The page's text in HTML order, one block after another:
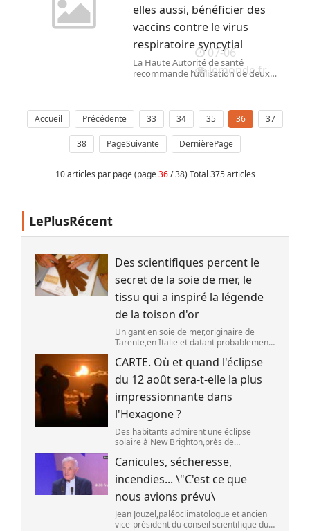
elles aussi, bénéficier des
vaccins contre le virus
respiratoire syncytial
La Haute Autorité de santé
recommande l’utilisation de deux
infections liées à ce virus responsable
chez les plus de 65 ans et de la
bronchiolite chez les enfants.
07-06
lemonde.fr
Accueil Précédente 33 34 35 36 37
38 PageSuivante DernièrePage
10 articles par page (page36/ 38) Total 375 articles
LePlusRécent
Des scientifiques percent le
secret de la soie de mer, le
tissu qui a inspiré la légende
de la toison d'or
Un gant en soie de mer,originaire de
Tarente,en Italie et datant probablement
JOHN HILL)
CARTE. Où et quand l'éclipse
du 12 août sera-t-elle la plus
impressionnante dans
l'Hexagone ?
Des habitants admirent une éclipse
solaire à New Brighton,près de
septembre 2025. (SANKA VIDANAGAMA )
Canicules, sécheresse,
incendies... \"C'est ce que
nous avions prévu\
Jean Jouzel,paléoclimatologue et ancien
vice-président du conseil scientifique du